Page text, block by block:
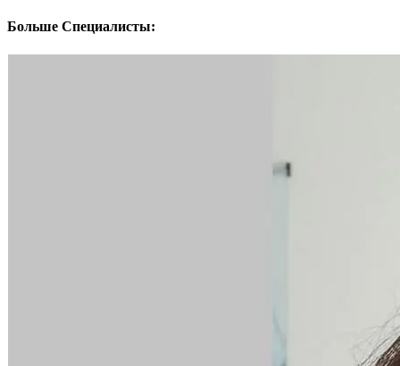
Больше Специалисты: